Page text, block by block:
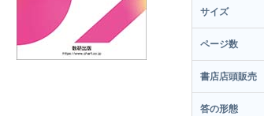
サイズ
ページ数
書店店頭販売
答の形態